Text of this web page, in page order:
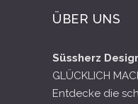
ÜBER UNS
Süssherz
GLÜCKLICH
Entdecke die